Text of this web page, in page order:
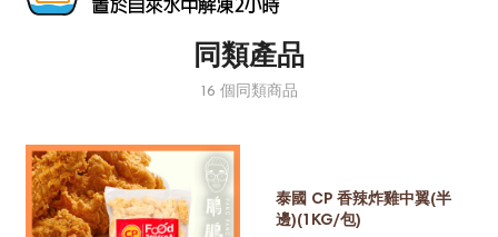
同類產品
16 個同類商品
泰國 CP 香辣炸雞中翼(半
邊)(1KG/包)